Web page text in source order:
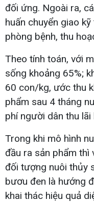
đối ứng. Ngoài ra,
huấn chuyển giao
phòng bệnh, thu
Theo tính toán, với
sống khoảng 65%;
60 con/kg, ước thu
phẩm sau 4 tháng
phí người dân thu
Trong khi mô hình
đầu ra sản phẩm
đối tượng nuôi thủy
bươu đen là hướng
khai thác hiệu quả